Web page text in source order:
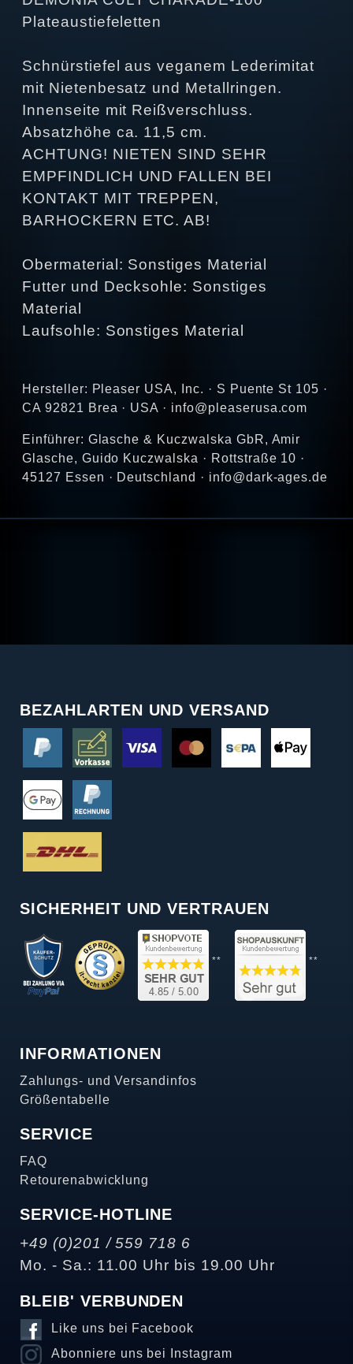
Plateaustiefeletten
Schnürstiefel aus veganem Lederimitat
mit Nietenbesatz und Metallringen.
Innenseite mit Reißverschluss.
Absatzhöhe ca. 11,5 cm.
ACHTUNG! NIETEN SIND SEHR
EMPFINDLICH UND FALLEN BEI
KONTAKT MIT TREPPEN,
BARHOCKERN ETC. AB!
Obermaterial: Sonstiges Material
Futter und Decksohle: Sonstiges
Material
Laufsohle: Sonstiges Material
Hersteller: Pleaser USA, Inc. · S Puente St 105 ·
CA 92821 Brea · USA · info@pleaserusa.com
Einführer: Glasche & Kuczwalska GbR, Amir
Glasche, Guido Kuczwalska · Rottstraße 10 ·
45127 Essen · Deutschland · info@dark-ages.de
BEZAHLARTEN UND VERSAND
SICHERHEIT UND VERTRAUEN
** **
INFORMATIONEN
Zahlungs- und Versandinfos
Größentabelle
SERVICE
FAQ
Retourenabwicklung
SERVICE-HOTLINE
+49 (0)201 / 559 718 6
Mo. - Sa.: 11.00 Uhr bis 19.00 Uhr
BLEIB' VERBUNDEN
Like uns bei Facebook
Abonniere uns bei Instagram